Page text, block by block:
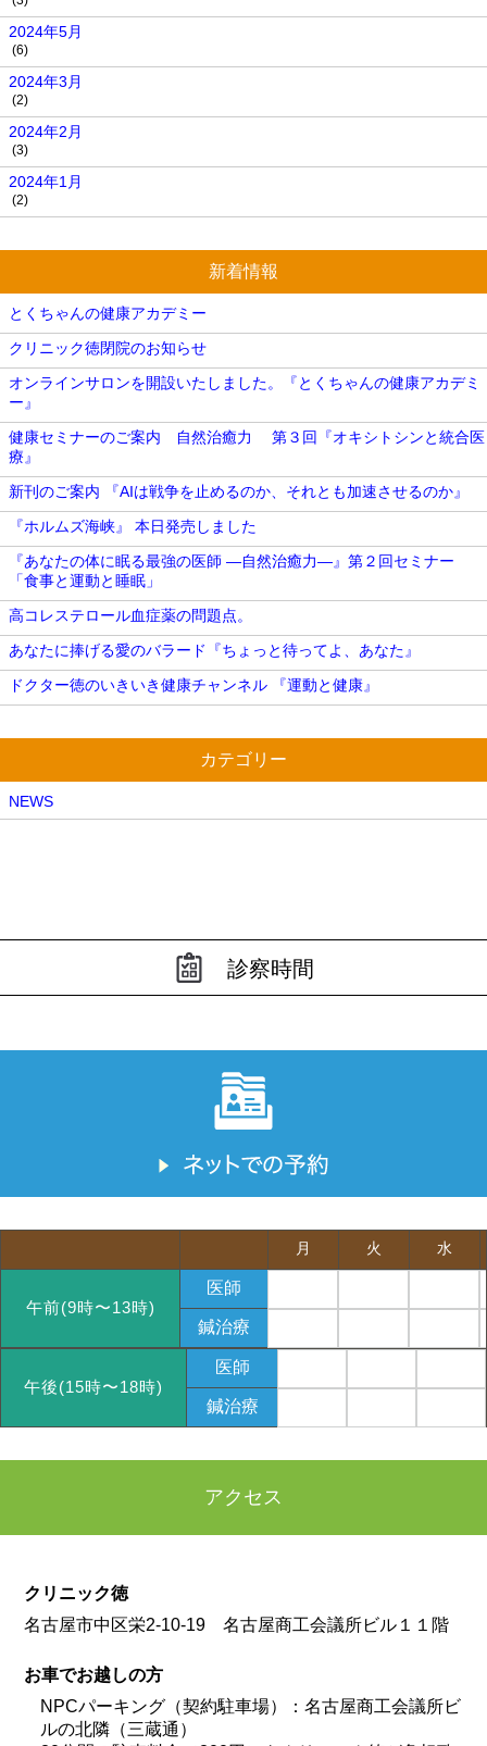
2024年5月
(6)
2024年3月
(2)
2024年2月
(3)
2024年1月
(2)
新着情報
とくちゃんの健康アカデミー
クリニック徳閉院のお知らせ
オンラインサロンを開設いたしました。『とくちゃんの健康アカデミ
ー』
健康セミナーのご案内 自然治癒力 第３回『オキシトシンと統合医
療』
新刊のご案内 『AIは戦争を止めるのか、それとも加速させるのか』
『ホルムズ海峡』 本日発売しました
『あなたの体に眠る最強の医師 ―自然治癒力―』第２回セミナー
「食事と運動と睡眠」
高コレステロール血症薬の問題点。
あなたに捧げる愛のバラード『ちょっと待ってよ、あなた』
ドクター徳のいきいき健康チャンネル 『運動と健康』
カテゴリー
NEWS
診察時間
月 火 水
午前(9時〜13時)
医師
鍼治療
午後(15時〜18時)
医師
鍼治療
アクセス
クリニック徳
名古屋市中区栄2-10-19 名古屋商工会議所ビル１１階
お車でお越しの方
NPCパーキング（契約駐車場）：名古屋商工会議所ビ
ルの北隣（三蔵通）